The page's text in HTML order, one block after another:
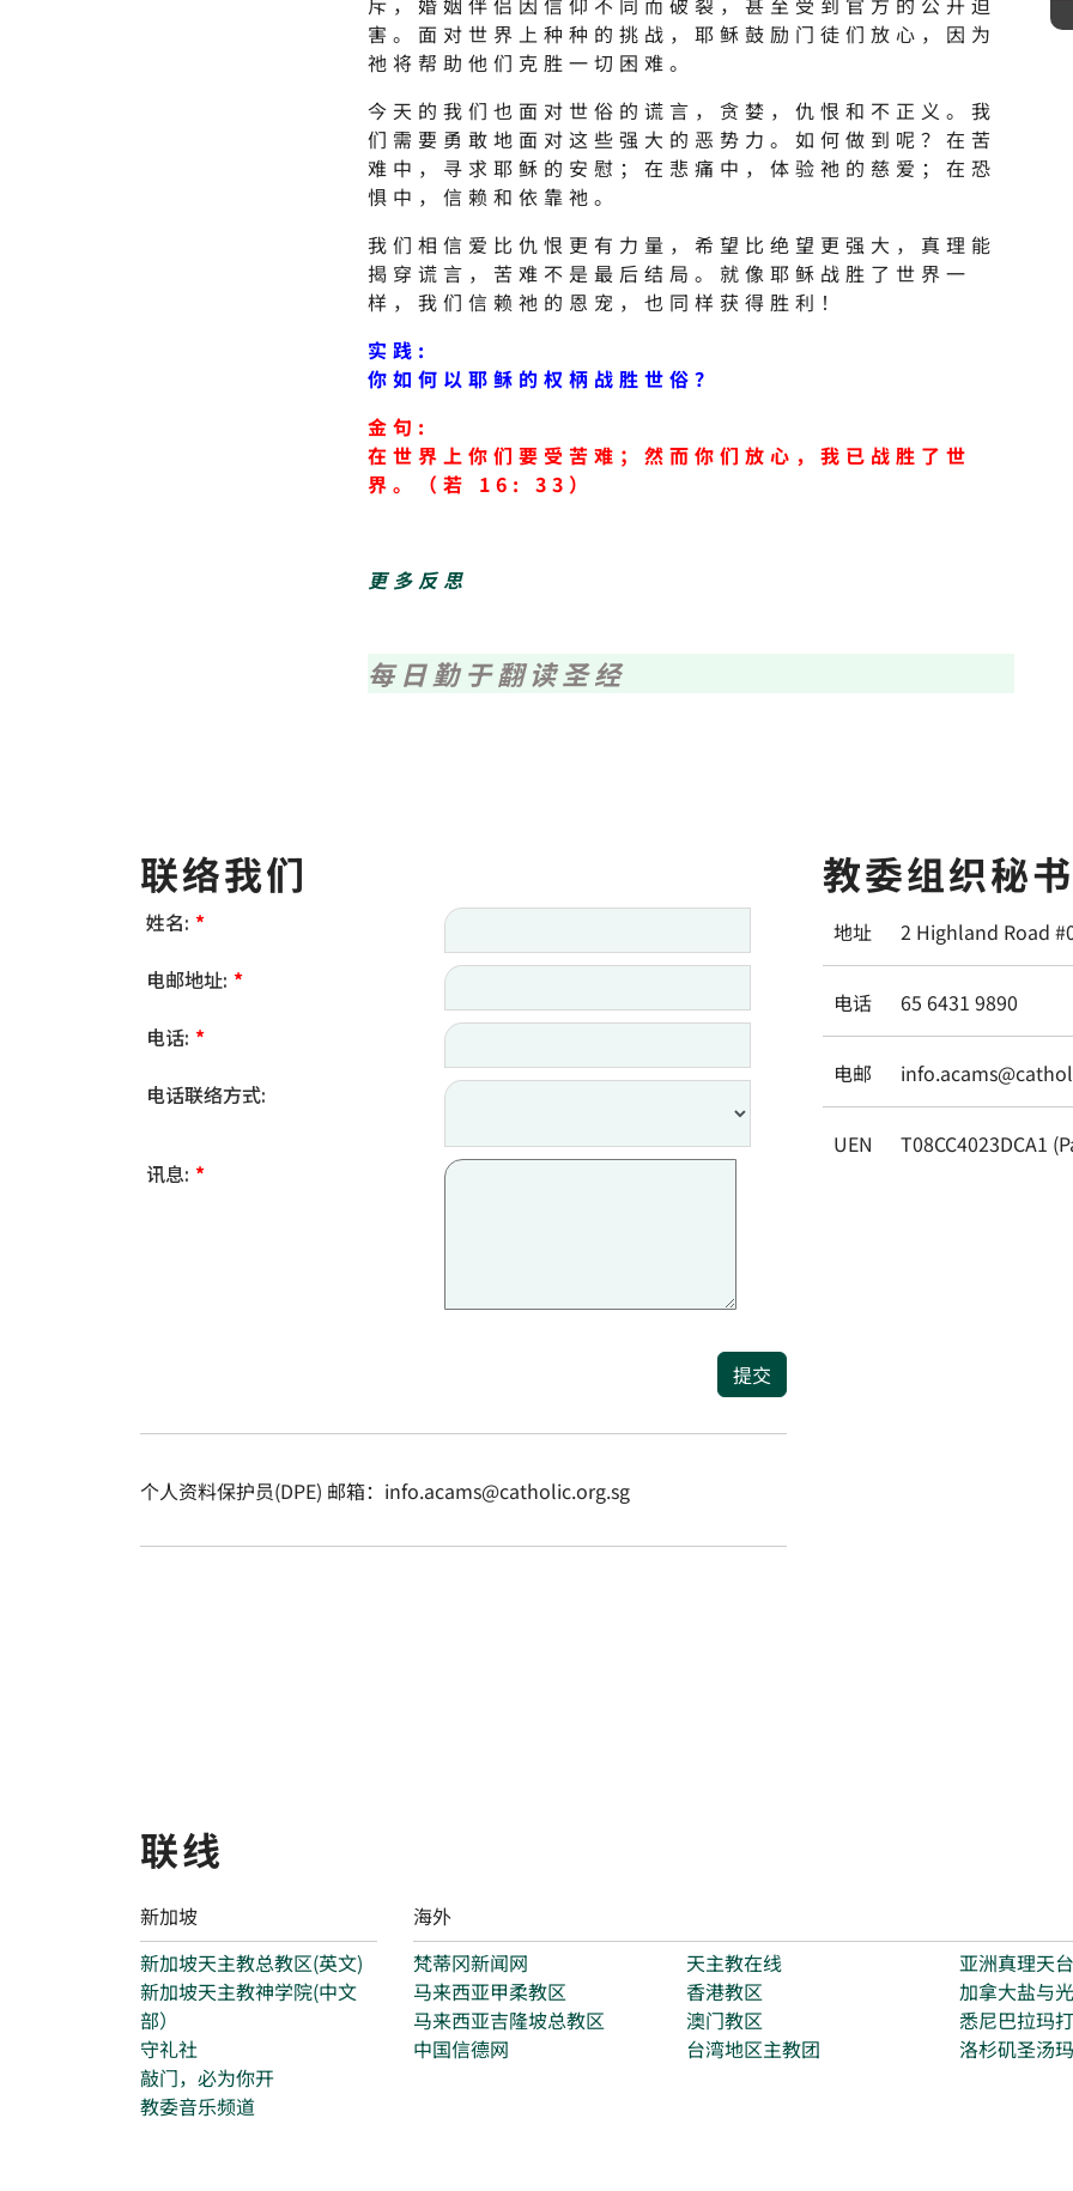
害。面对世界上种种的挑战，耶稣鼓励门徒们放心，因为
祂将帮助他们克胜一切困难。
今天的我们也面对世俗的谎言，贪婪，仇恨和不正义。我
们需要勇敢地面对这些强大的恶势力。如何做到呢？在苦
难中，寻求耶稣的安慰；在悲痛中，体验祂的慈爱；在恐
惧中，信赖和依靠祂。
我们相信爱比仇恨更有力量，希望比绝望更强大，真理能
揭穿谎言，苦难不是最后结局。就像耶稣战胜了世界一
样，我们信赖祂的恩宠，也同样获得胜利！
实践:
你如何以耶稣的权柄战胜世俗？
金句:
在世界上你们要受苦难；然而你们放心，我已战胜了世
界。（若 16: 33）
更多反思
每日勤于翻读圣经
联络我们
姓名: *
电邮地址: *
电话: *
电话联络方式:
讯息: *
提交
个人资料保护员(DPE) 邮箱：info.acams@catholic.org.sg
教委组织秘
地址 2 Highland Road
电话 65 6431 9890
电邮
UEN T08CC4023DCA1
联线
新加坡
新加坡天主教总教区(英文)
新加坡天主教神学院(中文
部）
守礼社
敲门，必为你开
教委音乐频道
海外
梵蒂冈新闻网
马来西亚甲柔教区
马来西亚吉隆坡总教区
中国信德网
天主教在线
香港教区
澳门教区
台湾地区主教团
亚洲真理天台
加拿大盐与光
悉尼巴拉玛
洛杉矶圣汤